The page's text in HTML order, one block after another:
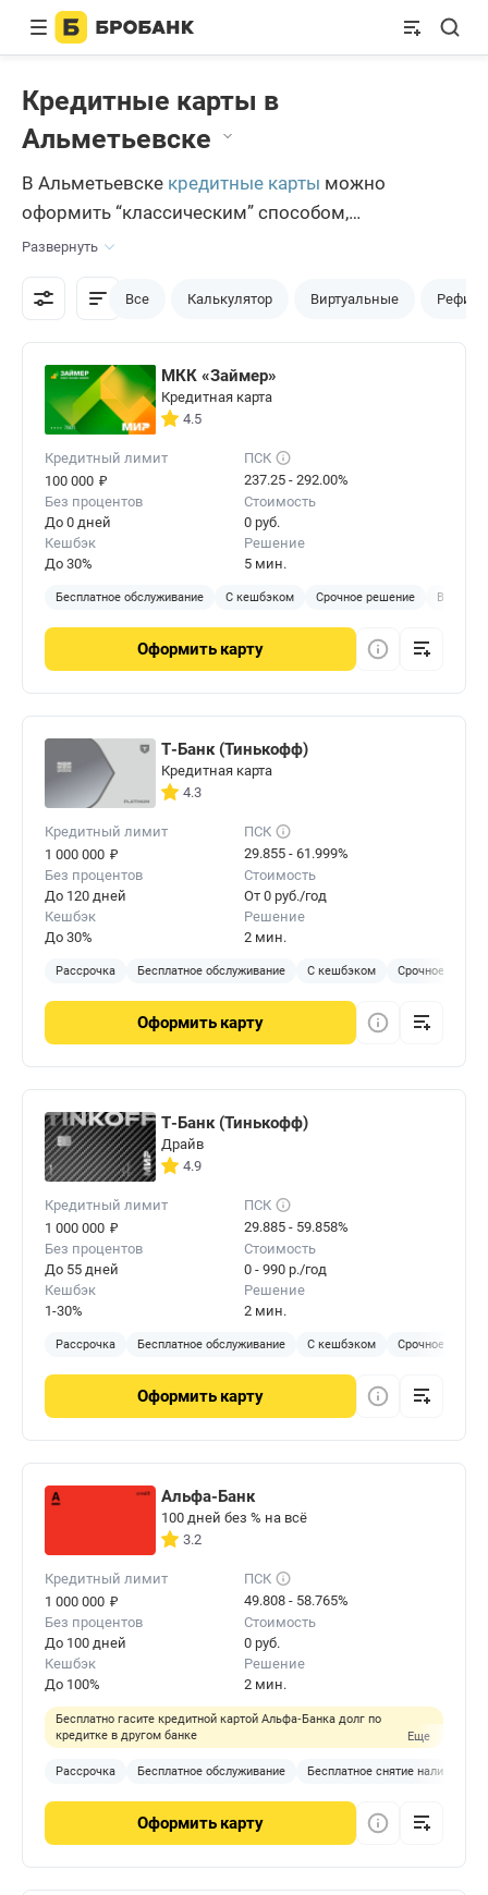
Кредитные карты в
Альметьевске
В Альметьевске кредитные карты можно
оформить “классическим” способом,
обратившись в один из банков города. Такой
вариант до сих пор используется некоторыми
горожанами. Более современные пользователи
оформления банковских продуктов. Одним из них
является финансовый портал Бробанк.ру, на
котором размещается большое количество
предложений и описаний к ним.
Развернуть
Все Калькулятор Виртуальные
МКК «Займер»
Кредитная карта
4.5
Кредитный лимит
100 000 ₽
ПСК
237.25 - 292.00%
Без процентов
До 0 дней
Стоимость
0 руб.
Кешбэк
До 30%
Решение
5 мин.
Бесплатное обслуживание С кешбэком Срочное решение
Оформить карту
Т-Банк (Тинькофф)
Кредитная карта
4.3
Кредитный лимит
1 000 000 ₽
ПСК
29.855 - 61.999%
Без процентов
До 120 дней
Стоимость
От 0 руб./год
Кешбэк
До 30%
Решение
2 мин.
Рассрочка Бесплатное обслуживание С кешбэком Срочное
Оформить карту
Т-Банк (Тинькофф)
Драйв
4.9
Кредитный лимит
1 000 000 ₽
ПСК
29.885 - 59.858%
Без процентов
До 55 дней
Стоимость
0 - 990 р./год
Кешбэк
1-30%
Решение
2 мин.
Рассрочка Бесплатное обслуживание С кешбэком Срочное
Оформить карту
Альфа-Банк
100 дней без % на всё
3.2
Кредитный лимит
1 000 000 ₽
ПСК
49.808 - 58.765%
Без процентов
До 100 дней
Стоимость
0 руб.
Кешбэк
До 100%
Решение
2 мин.
Бесплатно гасите кредитной картой Альфа‑Банка долг по
кредитке в другом банке
Еще
Рассрочка Бесплатное обслуживание Бесплатное снятие наличных
Оформить карту